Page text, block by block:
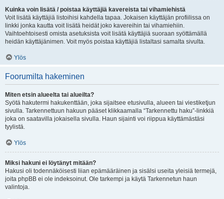
Kuinka voin lisätä / poistaa käyttäjiä kavereista tai vihamiehistä
Voit lisätä käyttäjiä listoihisi kahdella tapaa. Jokaisen käyttäjän profiilissa on
linkki jonka kautta voit lisätä heidät joko kavereihin tai vihamiehiin.
Vaihtoehtoisesti omista asetuksista voit lisätä käyttäjiä suoraan syöttämällä
heidän käyttäjänimen. Voit myös poistaa käyttäjiä listaltasi samalta sivulta.
Ylös
Foorumilta hakeminen
Miten etsin alueelta tai alueilta?
Syötä hakutermi hakukenttään, joka sijaitsee etusivulla, alueen tai viestiketjun
sivulla. Tarkennettuun hakuun pääset klikkaamalla “Tarkennettu haku”-linkkiä
joka on saatavilla jokaisella sivulla. Haun sijainti voi riippua käyttämästäsi
tyylistä.
Ylös
Miksi hakuni ei löytänyt mitään?
Hakusi oli todennäköisesti liian epämääräinen ja sisälsi useita yleisiä termejä,
joita phpBB ei ole indeksoinut. Ole tarkempi ja käytä Tarkennetun haun
valintoja.